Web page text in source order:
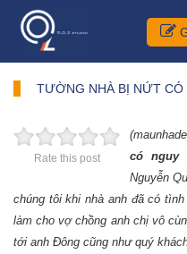
TƯỜNG NHÀ BỊ NỨT CÓ
Rate this post
có nguy
Nguyễn
chúng tôi khi nhà anh đã có
làm cho vợ chồng anh chị vô
tới anh Đông cũng như quý